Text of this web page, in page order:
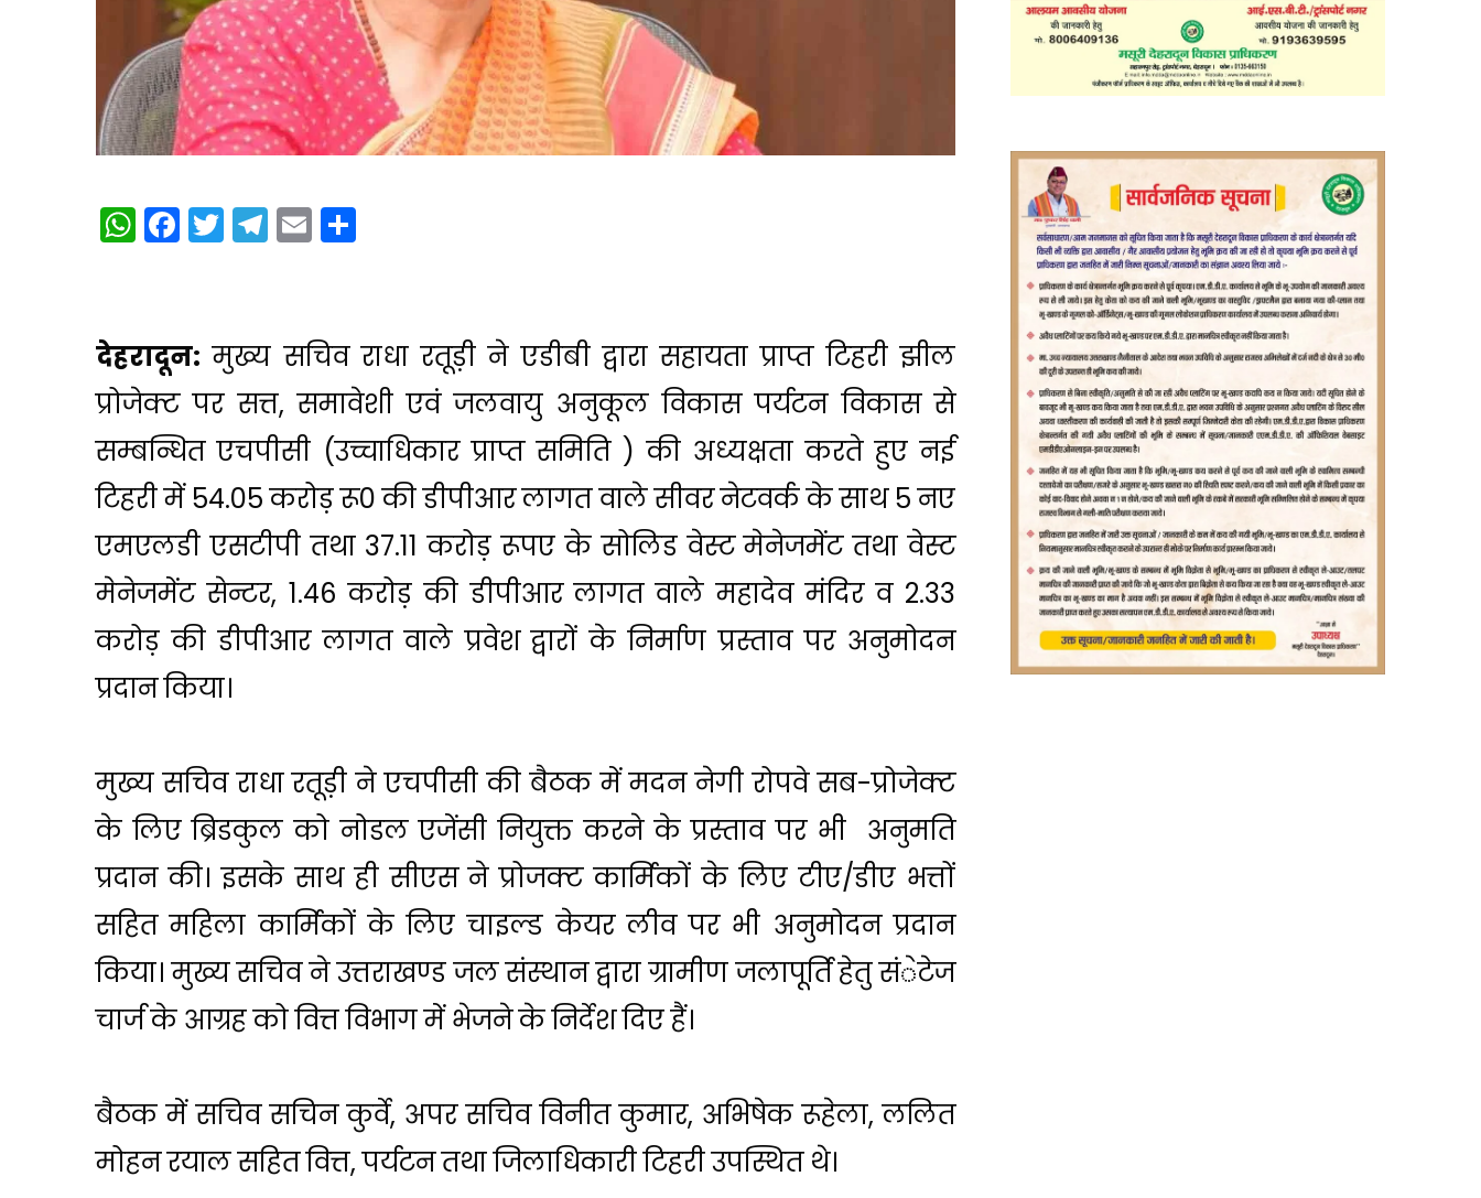
WhatsApp
Facebook
Twitter
Telegram
Email
देहरादून: मुख्य सचिव राधा रतूड़ी ने एडीबी द्वारा सहायता प्राप्त टिहरी झील
प्रोजेक्ट पर सत्त, समावेशी एवं जलवायु अनुकूल विकास पर्यटन विकास से
सम्बन्धित एचपीसी (उच्चाधिकार प्राप्त समिति ) की अध्यक्षता करते हुए नई
टिहरी में 54.05 करोड़ रू0 की डीपीआर लागत वाले सीवर नेटवर्क के साथ 5 नए
एमएलडी एसटीपी तथा 37.11 करोड़ रूपए के सोलिड वेस्ट मेनेजमेंट तथा वेस्ट
मेनेजमेंट सेन्टर, 1.46 करोड़ की डीपीआर लागत वाले महादेव मंदिर व 2.33
करोड़ की डीपीआर लागत वाले प्रवेश द्वारों के निर्माण प्रस्ताव पर अनुमोदन
प्रदान किया।
मुख्य सचिव राधा रतूड़ी ने एचपीसी की बैठक में मदन नेगी रोपवे सब-प्रोजेक्ट
के लिए ब्रिडकुल को नोडल एजेंसी नियुक्त करने के प्रस्ताव पर भी अनुमति
प्रदान की। इसके साथ ही सीएस ने प्रोजक्ट कार्मिकों के लिए टीए/डीए भत्तों
सहित महिला कार्मिकों के लिए चाइल्ड केयर लीव पर भी अनुमोदन प्रदान
किया। मुख्य सचिव ने उत्तराखण्ड जल संस्थान द्वारा ग्रामीण जलापूर्ति हेतु संेटेज
चार्ज के आग्रह को वित्त विभाग में भेजने के निर्देश दिए हैं।
बैठक में सचिव सचिन कुर्वे, अपर सचिव विनीत कुमार, अभिषेक रूहेला, ललित
मोहन रयाल सहित वित्त, पर्यटन तथा जिलाधिकारी टिहरी उपस्थित थे।